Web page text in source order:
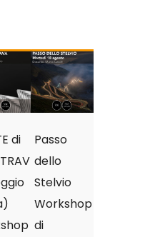
di
Passo
dello
Stelvio
Workshop
di